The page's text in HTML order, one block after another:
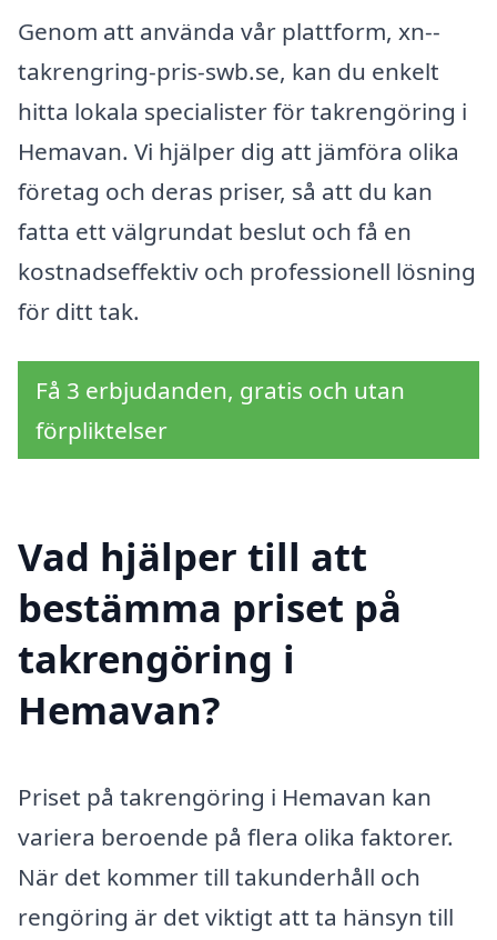
Genom att använda vår plattform, xn--
takrengring-pris-swb.se, kan du enkelt
hitta lokala specialister för takrengöring i
Hemavan. Vi hjälper dig att jämföra olika
företag och deras priser, så att du kan
fatta ett välgrundat beslut och få en
kostnadseffektiv och professionell lösning
för ditt tak.
Få 3 erbjudanden, gratis och utan
förpliktelser
Vad hjälper till att
bestämma priset på
takrengöring i
Hemavan?
Priset på takrengöring i Hemavan kan
variera beroende på flera olika faktorer.
När det kommer till takunderhåll och
rengöring är det viktigt att ta hänsyn till